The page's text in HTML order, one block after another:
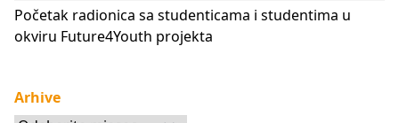
Početak radionica sa studenticama i studentima u
okviru Future4Youth projekta
Arhive